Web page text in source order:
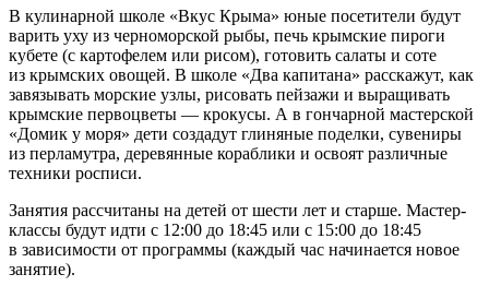
В кулинарной школе «Вкус Крыма» юные посетители будут
варить уху из черноморской рыбы, печь крымские пироги
кубете (с картофелем или рисом), готовить салаты и соте
из крымских овощей. В школе «Два капитана» расскажут, как
завязывать морские узлы, рисовать пейзажи и выращивать
крымские первоцветы — крокусы. А в гончарной мастерской
«Домик у моря» дети создадут глиняные поделки, сувениры
из перламутра, деревянные кораблики и освоят различные
техники росписи.
Занятия рассчитаны на детей от шести лет и старше. Мастер-
классы будут идти с 12:00 до 18:45 или с 15:00 до 18:45
в зависимости от программы (каждый час начинается новое
занятие).